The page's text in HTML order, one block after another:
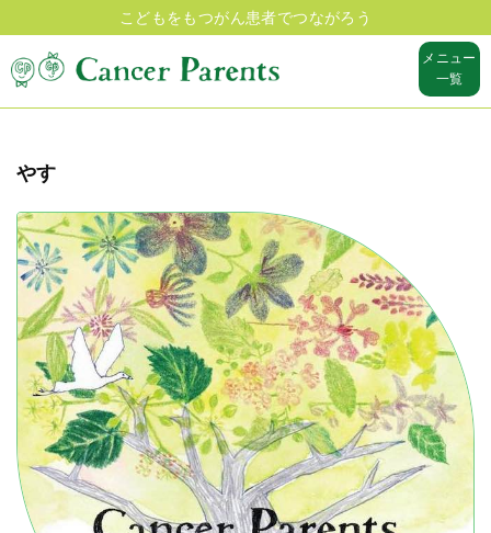
こどもをもつがん患者でつながろう
メニュー
一覧
やす